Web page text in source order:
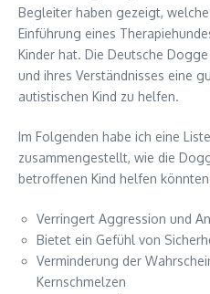
Begleiter haben gezeigt,
Einführung eines
Kinder hat. Die Deutsche
und ihres Verständnisses eine
autistischen Kind zu helfen.
Im Folgenden habe ich eine
zusammengestellt, wie die
betroffenen Kind helfen
Verringert Aggression und
Bietet ein Gefühl von
Verminderung der
Kernschmelzen